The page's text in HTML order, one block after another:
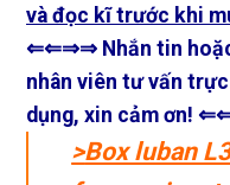
và đọc kĩ trước khi
⇐⇐⇒⇒ Nhắn tin
nhân viên tư vấn
dụng, xin cảm ơn!
>Box luban